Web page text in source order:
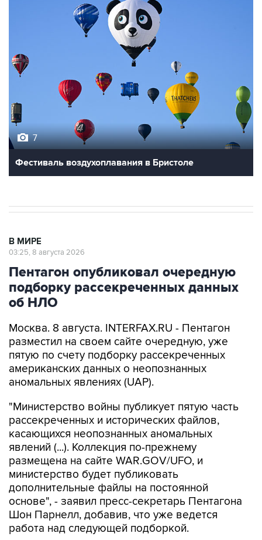
7
Фестиваль воздухоплавания в Бристоле
В МИРЕ
03:25, 8 августа 2026
Пентагон опубликовал очередную
подборку рассекреченных данных
об НЛО
Москва. 8 августа. INTERFAX.RU - Пентагон
разместил на своем сайте очередную, уже
пятую по счету подборку рассекреченных
американских данных о неопознанных
аномальных явлениях (UAP).
"Министерство войны публикует пятую часть
рассекреченных и исторических файлов,
касающихся неопознанных аномальных
явлений (...). Коллекция по-прежнему
размещена на сайте WAR.GOV/UFO, и
министерство будет публиковать
дополнительные файлы на постоянной
основе", - заявил пресс-секретарь Пентагона
Шон Парнелл, добавив, что уже ведется
работа над следующей подборкой.